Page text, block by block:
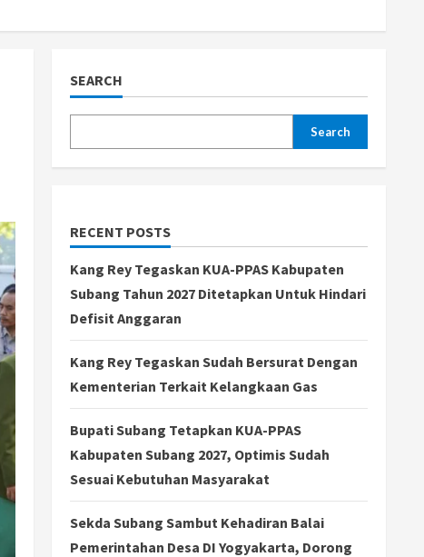
SEARCH
Search
RECENT POSTS
Kang Rey Tegaskan KUA-PPAS Kabupaten
Subang Tahun 2027 Ditetapkan Untuk Hindari
Defisit Anggaran
Kang Rey Tegaskan Sudah Bersurat Dengan
Kementerian Terkait Kelangkaan Gas
Bupati Subang Tetapkan KUA-PPAS
Kabupaten Subang 2027, Optimis Sudah
Sesuai Kebutuhan Masyarakat
Sekda Subang Sambut Kehadiran Balai
Pemerintahan Desa DI Yogyakarta, Dorong